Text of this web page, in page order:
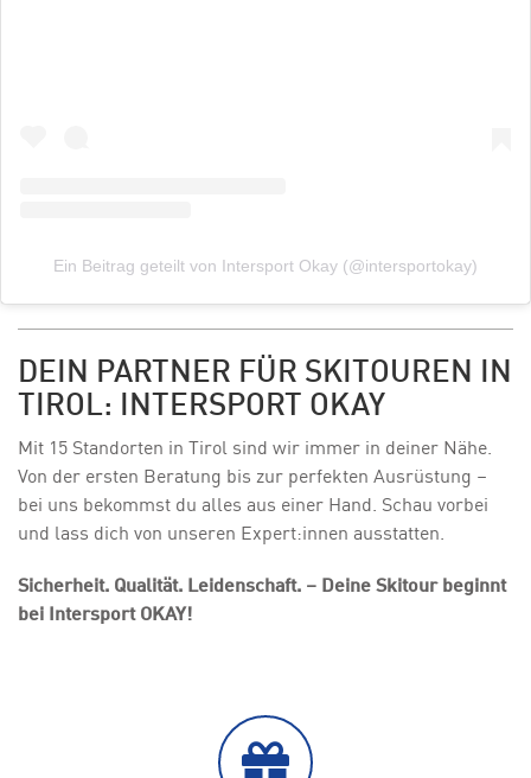
Ein Beitrag geteilt von Intersport Okay (@intersportokay)
DEIN PARTNER FÜR SKITOUREN IN
TIROL: INTERSPORT OKAY
Mit 15 Standorten in Tirol sind wir immer in deiner Nähe.
Von der ersten Beratung bis zur perfekten Ausrüstung –
bei uns bekommst du alles aus einer Hand. Schau vorbei
und lass dich von unseren Expert:innen ausstatten.
Sicherheit. Qualität. Leidenschaft. – Deine Skitour beginnt
bei Intersport OKAY!